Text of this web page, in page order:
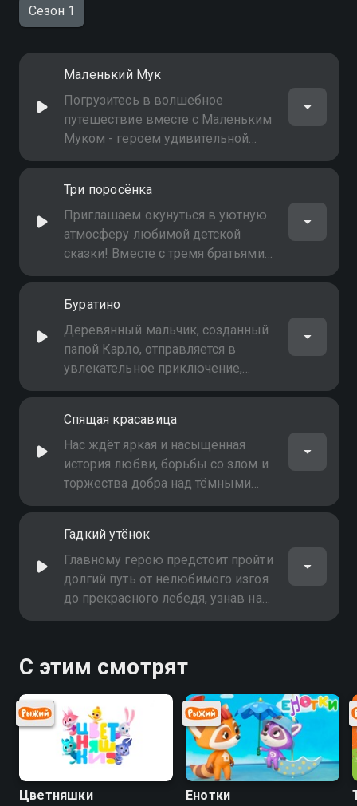
Сезон 1
Маленький Мук
Погрузитесь в волшебное
путешествие вместе с Маленьким
Муком - героем удивительной
сказки!
Три поросёнка
Приглашаем окунуться в уютную
атмосферу любимой детской
сказки! Вместе с тремя братьями-
поросятами зрители отправятся в
полное весёлых моментов и
важных уроков жизни
Буратино
Деревянный мальчик, созданный
папой Карло, отправляется в
увлекательное приключение,
которое навсегда изменит его
Спящая красавица
Нас ждёт яркая и насыщенная
история любви, борьбы со злом и
торжества добра над тёмными
силами
Гадкий утёнок
Главному герою предстоит пройти
долгий путь от нелюбимого изгоя
до прекрасного лебедя, узнав на
своём опыте, что истинная красота
С этим смотрят
Цветняшки Енотки